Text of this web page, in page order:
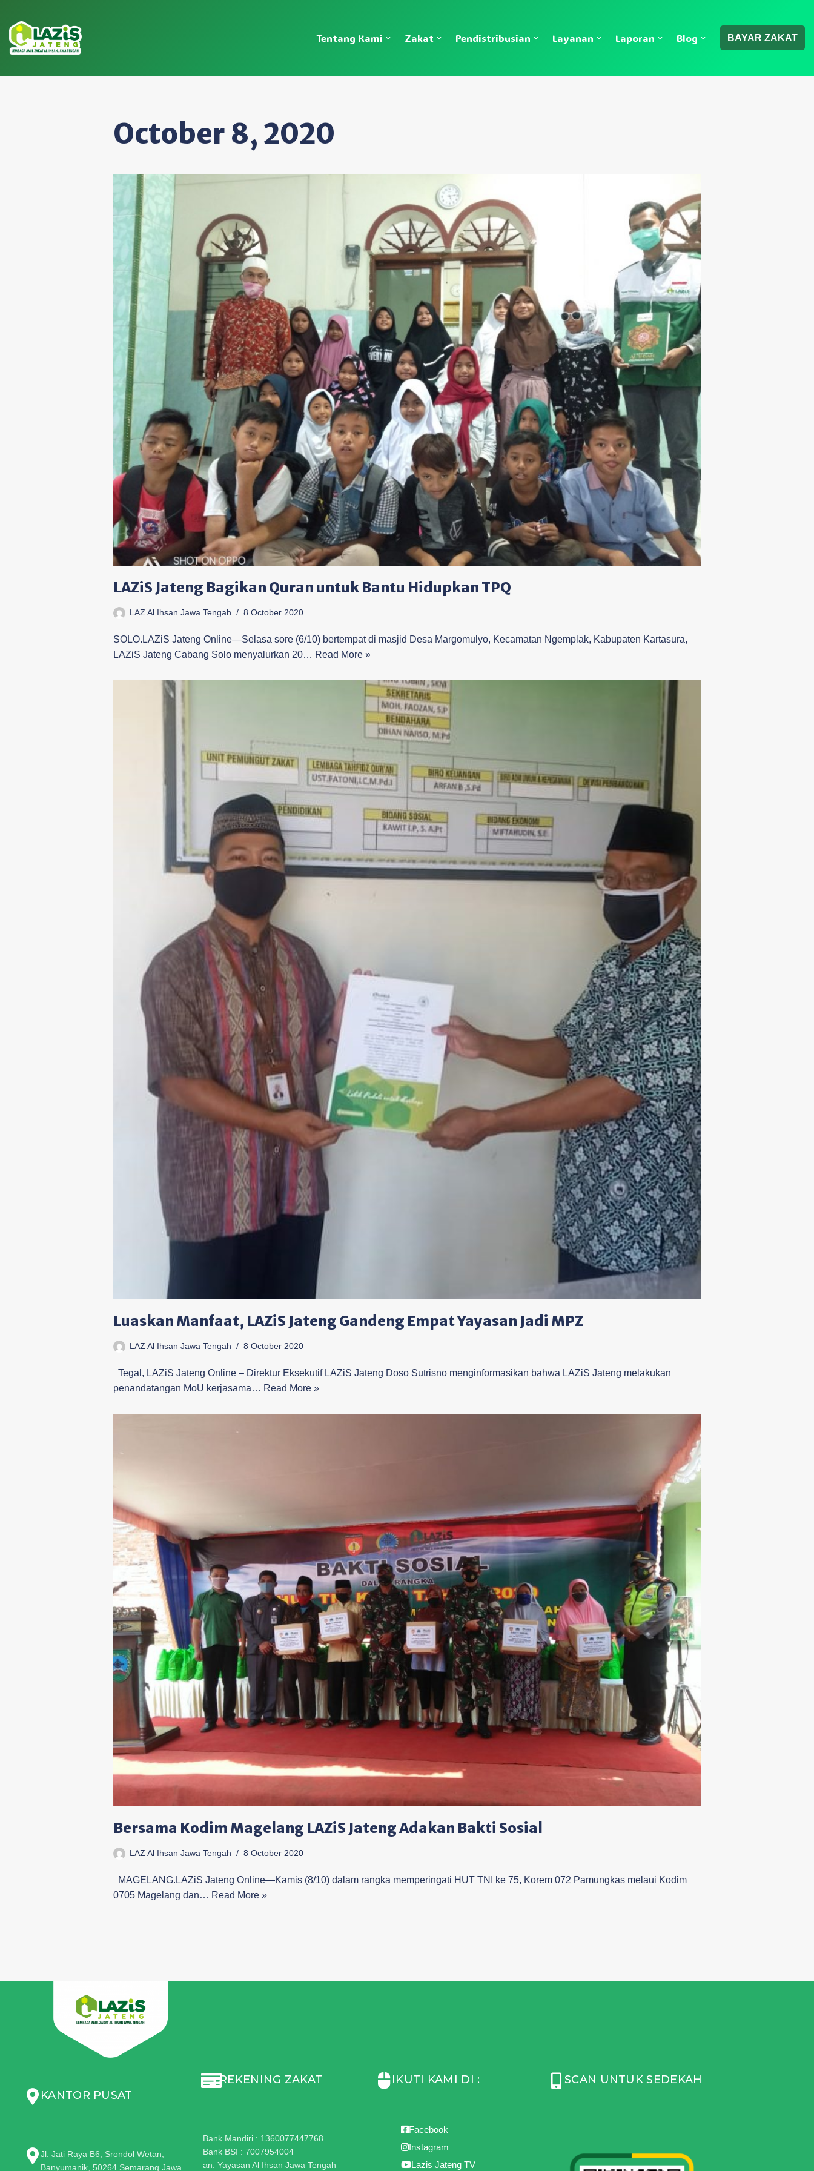
Skip
to
Tentang Kami Zakat Pendistribusian Layanan Laporan Blog BAYAR ZAKAT
October 8, 2020
LAZiS Jateng Bagikan Quran untuk Bantu Hidupkan TPQ
LAZ Al Ihsan Jawa Tengah 8 October 2020
SOLO.LAZiS Jateng Online—Selasa sore (6/10) bertempat di masjid Desa Margomulyo, Kecamatan Ngemplak, Kabupaten Kartasura,
LAZiS Jateng Cabang Solo menyalurkan 20… Read More »
Luaskan Manfaat, LAZiS Jateng Gandeng Empat Yayasan Jadi MPZ
LAZ Al Ihsan Jawa Tengah 8 October 2020
Tegal, LAZiS Jateng Online – Direktur Eksekutif LAZiS Jateng Doso Sutrisno menginformasikan bahwa LAZiS Jateng melakukan
penandatangan MoU kerjasama… Read More »
Bersama Kodim Magelang LAZiS Jateng Adakan Bakti Sosial
LAZ Al Ihsan Jawa Tengah 8 October 2020
MAGELANG.LAZiS Jateng Online—Kamis (8/10) dalam rangka memperingati HUT TNI ke 75, Korem 072 Pamungkas melaui Kodim
0705 Magelang dan… Read More »
KANTOR PUSAT
Jl. Jati Raya B6, Srondol Wetan,
Banyumanik, 50264 Semarang Jawa
REKENING ZAKAT
Bank Mandiri : 1360077447768
Bank BSI : 7007954004
an. Yayasan Al Ihsan Jawa Tengah
IKUTI KAMI DI :
Facebook
Instagram
Lazis Jateng TV
SCAN UNTUK SEDEKAH